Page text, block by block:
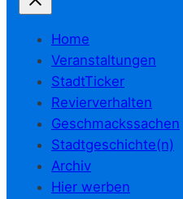
Home
Veranstaltungen
StadtTicker
Revierverhalten
Geschmackssachen
Stadtgeschichte(n)
Archiv
Hier werben